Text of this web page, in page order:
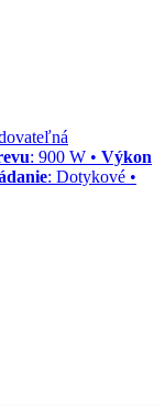
: 900 W • Výkon
: Dotykové •